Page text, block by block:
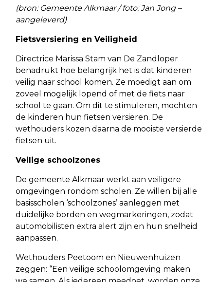
(bron: Gemeente Alkmaar / foto: Jan Jong –
aangeleverd)
Fietsversiering en Veiligheid
Directrice Marissa Stam van De Zandloper
benadrukt hoe belangrijk het is dat kinderen
veilig naar school komen. Ze moedigt aan om
zoveel mogelijk lopend of met de fiets naar
school te gaan. Om dit te stimuleren, mochten
de kinderen hun fietsen versieren. De
wethouders kozen daarna de mooiste versierde
fietsen uit.
Veilige schoolzones
De gemeente Alkmaar werkt aan veiligere
omgevingen rondom scholen. Ze willen bij alle
basisscholen ‘schoolzones’ aanleggen met
duidelijke borden en wegmarkeringen, zodat
automobilisten extra alert zijn en hun snelheid
aanpassen.
Wethouders Peetoom en Nieuwenhuizen
zeggen: “Een veilige schoolomgeving maken